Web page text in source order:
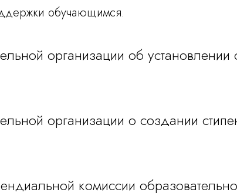
обучающимся.
организации об установлении
организации о создании
комиссии